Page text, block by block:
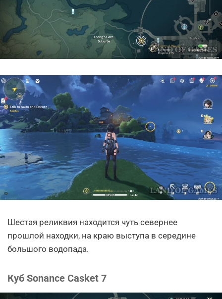
Шестая реликвия находится чуть севернее
прошлой находки, на краю выступа в середине
большого водопада.
Куб Sonance Casket 7